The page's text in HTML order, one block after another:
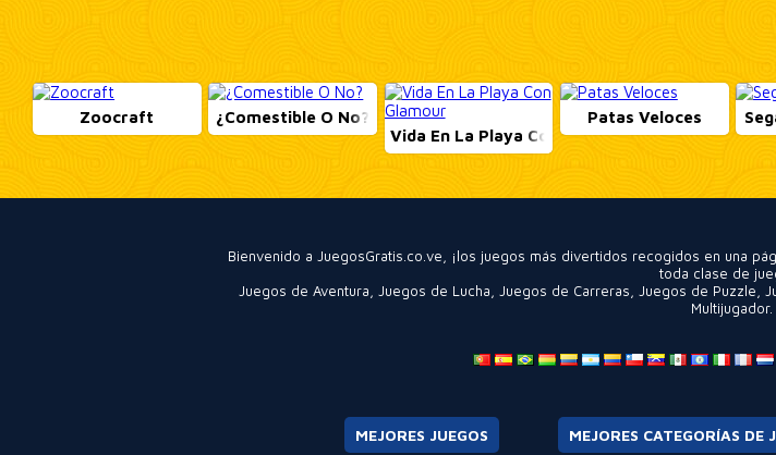
Zoocraft
¿Comestible O No?
Vida En La Playa Con Glamour
Patas Veloces
Bienvenido a JuegosGratis.co.ve, ¡los juegos más divertidos recogidos en una
toda clase de
Juegos de Aventura ,Juegos de Lucha ,Juegos de Carreras ,Juegos de Puzzle ,
Multijugador.
MEJORES JUEGOS MEJORES CATEGORÍAS DE